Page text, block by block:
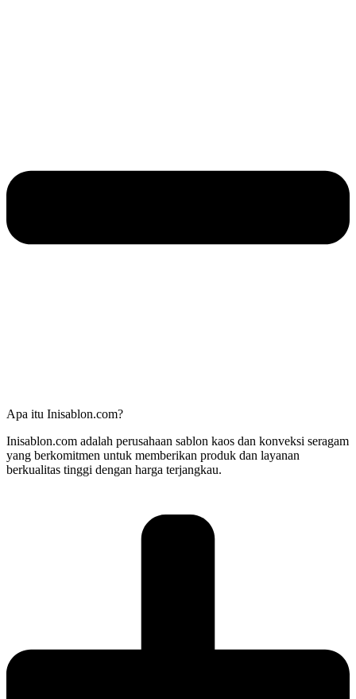
Apa itu Inisablon.com?
Inisablon.com adalah perusahaan sablon kaos dan konveksi seragam
yang berkomitmen untuk memberikan produk dan layanan
berkualitas tinggi dengan harga terjangkau.